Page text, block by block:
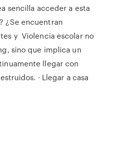
sencilla acceder a esta
¿Se encuentran
y Violencia escolar no
sino que implica un
llegar con
∙ Llegar a casa